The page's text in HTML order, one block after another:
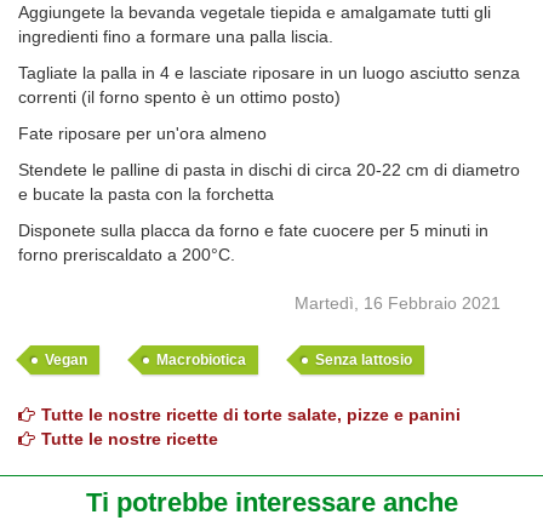
Aggiungete la bevanda vegetale tiepida e amalgamate tutti gli
ingredienti fino a formare una palla liscia.
Tagliate la palla in 4 e lasciate riposare in un luogo asciutto senza
correnti (il forno spento è un ottimo posto)
Fate riposare per un'ora almeno
Stendete le palline di pasta in dischi di circa 20-22 cm di diametro
e bucate la pasta con la forchetta
Disponete sulla placca da forno e fate cuocere per 5 minuti in
forno preriscaldato a 200°C.
Martedì, 16 Febbraio 2021
Vegan Macrobiotica Senza lattosio
Tutte le nostre ricette di torte salate, pizze e panini
Tutte le nostre ricette
Ti potrebbe interessare anche